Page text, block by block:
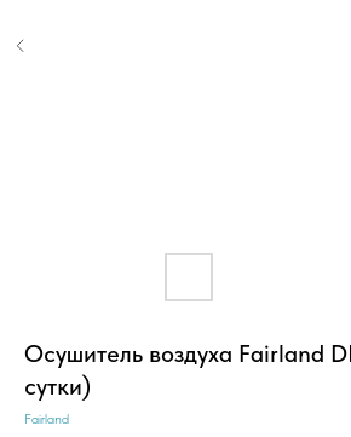
Осушитель воздуха Fairland
сутки)
Fairland